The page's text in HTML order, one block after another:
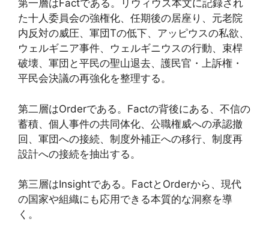
第一層はFactである。リウィウス本文に記録され
た十人委員会の強権化、任期後の居座り、元老院
内反対の威圧、軍団Tの低下、アッピウスの私欲、
ウェルギニア事件、ウェルギニウスの行動、束桿
破壊、軍団と平民の聖山退去、護民官・上訴権・
平民会決議の再強化を整理する。
第二層はOrderである。Factの背後にある、不信の
蓄積、個人事件の共同体化、公職権威への承認撤
回、軍団への接続、制度外補正への移行、制度再
設計への接続を抽出する。
第三層はInsightである。FactとOrderから、現代
の国家や組織にも応用できる本質的な洞察を導
く。